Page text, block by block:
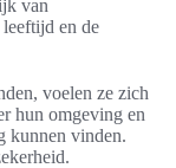
van
en de
voelen ze zich
hun omgeving en
kunnen vinden.